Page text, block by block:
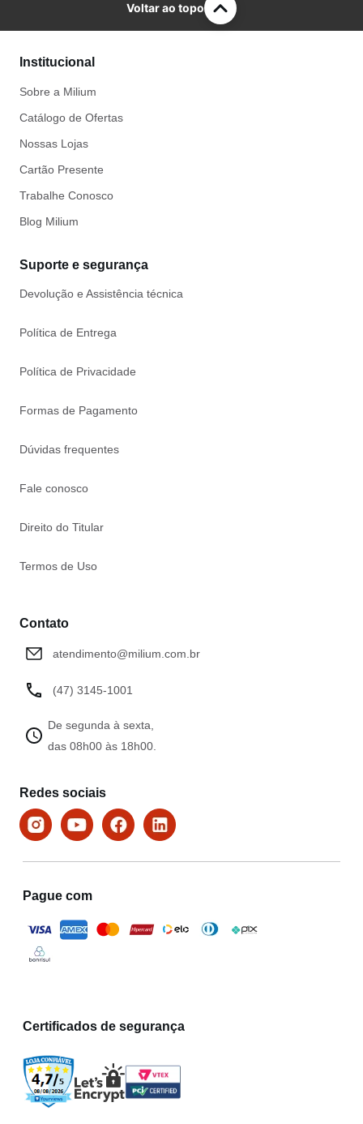
Voltar ao topo
Institucional
Sobre a Milium
Catálogo de Ofertas
Nossas Lojas
Cartão Presente
Trabalhe Conosco
Blog Milium
Suporte e segurança
Devolução e Assistência técnica
Política de Entrega
Política de Privacidade
Formas de Pagamento
Dúvidas frequentes
Fale conosco
Direito do Titular
Termos de Uso
Contato
atendimento@milium.com.br
(47) 3145-1001
De segunda à sexta,
das 08h00 às 18h00.
Redes sociais
Pague com
Certificados de segurança